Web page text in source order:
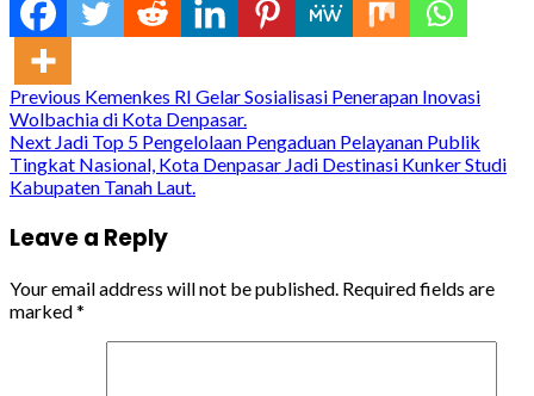
Continue
Reading
Previous Kemenkes RI Gelar Sosialisasi Penerapan Inovasi
Wolbachia di Kota Denpasar.
Next Jadi Top 5 Pengelolaan Pengaduan Pelayanan Publik
Tingkat Nasional, Kota Denpasar Jadi Destinasi Kunker Studi
Kabupaten Tanah Laut.
Leave a Reply
Your email address will not be published. Required fields are
marked*